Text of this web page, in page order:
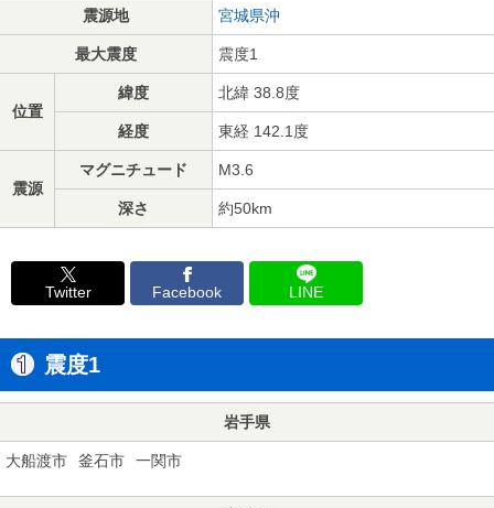
震源地 宮城県沖
最大震度 震度1
位置
緯度 北緯 38.8度
経度 東経 142.1度
震源
マグニチュード M3.6
深さ 約50km
Twitter Facebook LINE
震度1
岩手県
大船渡市 釜石市 一関市